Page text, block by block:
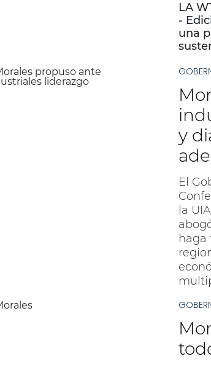
LA
-
una
y
El
la
haga